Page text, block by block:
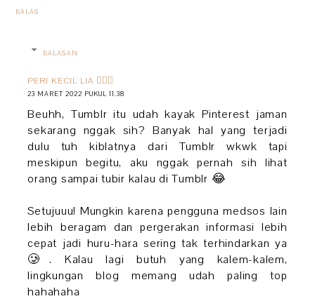
BALAS
BALASAN
PERI KECIL LIA 🧚🏻‍♀️
23 MARET 2022 PUKUL 11.38
Beuhh, Tumblr itu udah kayak Pinterest jaman
sekarang nggak sih? Banyak hal yang terjadi
dulu tuh kiblatnya dari Tumblr wkwk tapi
meskipun begitu, aku nggak pernah sih lihat
orang sampai tubir kalau di Tumblr 😂
Setujuuu! Mungkin karena pengguna medsos lain
lebih beragam dan pergerakan informasi lebih
cepat jadi huru-hara sering tak terhindarkan ya
🥲. Kalau lagi butuh yang kalem-kalem,
lingkungan blog memang udah paling top
hahahaha